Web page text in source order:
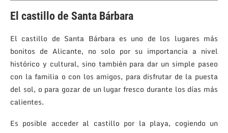
El castillo de Santa Bárbara
El castillo de Santa Bárbara es uno de los lugares más
bonitos de Alicante, no solo por su importancia a nivel
histórico y cultural, sino también para dar un simple paseo
con la familia o con los amigos, para disfrutar de la puesta
del sol, o para gozar de un lugar fresco durante los días más
calientes.
Es posible acceder al castillo por la playa, cogiendo un